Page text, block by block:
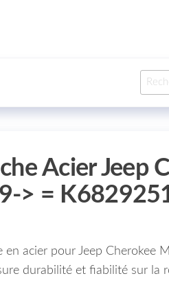
Acier Jeep
> =
en acier pour Jeep Cherokee
durabilité et fiabilité sur la